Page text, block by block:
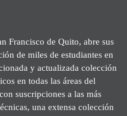
Francisco de Quito, abre sus
de miles de estudiantes en
y actualizada colección
en todas las áreas del
suscripciones a las más
una extensa colección